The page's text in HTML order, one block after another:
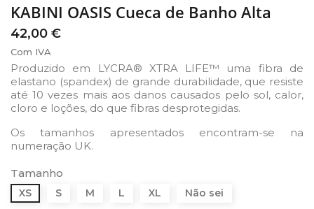
KABINI OASIS Cueca de Banho Alta
42,00 €
Com IVA
Produzido em LYCRA® XTRA LIFE™ uma fibra de
elastano (spandex) de grande durabilidade, que resiste
até 10 vezes mais aos danos causados pelo sol, calor,
cloro e loções, do que fibras desprotegidas.
Os tamanhos apresentados encontram-se na
numeração UK.
Tamanho
XS S M L XL Não sei